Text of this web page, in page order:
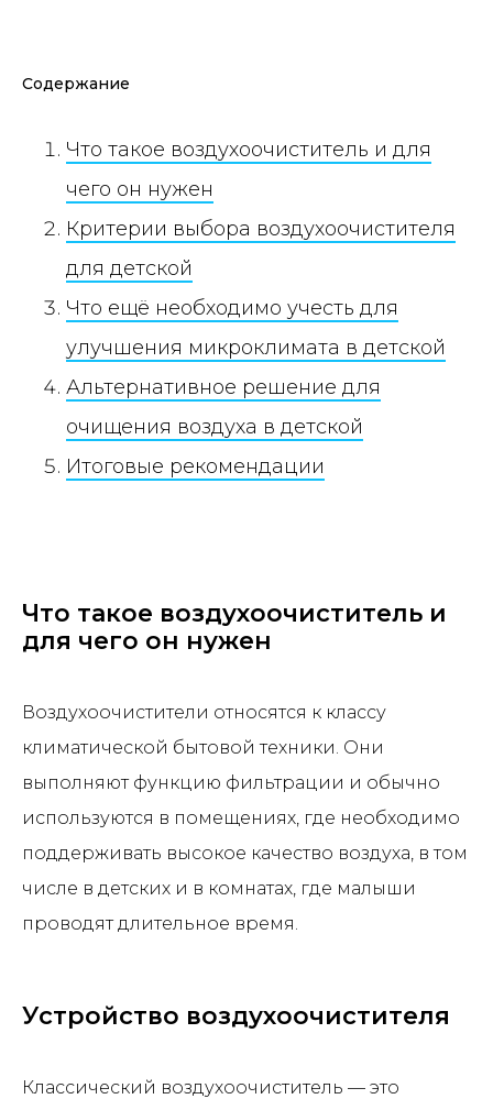
Содержание
Что такое воздухоочиститель и для
чего он нужен
Критерии выбора воздухоочистителя
для детской
Что ещё необходимо учесть для
улучшения микроклимата в детской
Альтернативное решение для
очищения воздуха в детской
Итоговые рекомендации
Что такое воздухоочиститель и
для чего он нужен
Воздухоочистители относятся к классу
климатической бытовой техники. Они
выполняют функцию фильтрации и обычно
используются в помещениях, где необходимо
поддерживать высокое качество воздуха, в том
числе в детских и в комнатах, где малыши
проводят длительное время.
Устройство воздухоочистителя
Классический воздухоочиститель — это